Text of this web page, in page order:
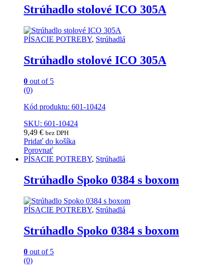
Strúhadlo stolové ICO 305A
PÍSACIE POTREBY, Strúhadlá
Strúhadlo stolové ICO 305A
0 out of 5
(0)
Kód produktu: 601-10424
SKU: 601-10424
9,49 € bez DPH
Pridať do košíka
Porovnať
PÍSACIE POTREBY, Strúhadlá
Strúhadlo Spoko 0384 s boxom
PÍSACIE POTREBY, Strúhadlá
Strúhadlo Spoko 0384 s boxom
0 out of 5
(0)